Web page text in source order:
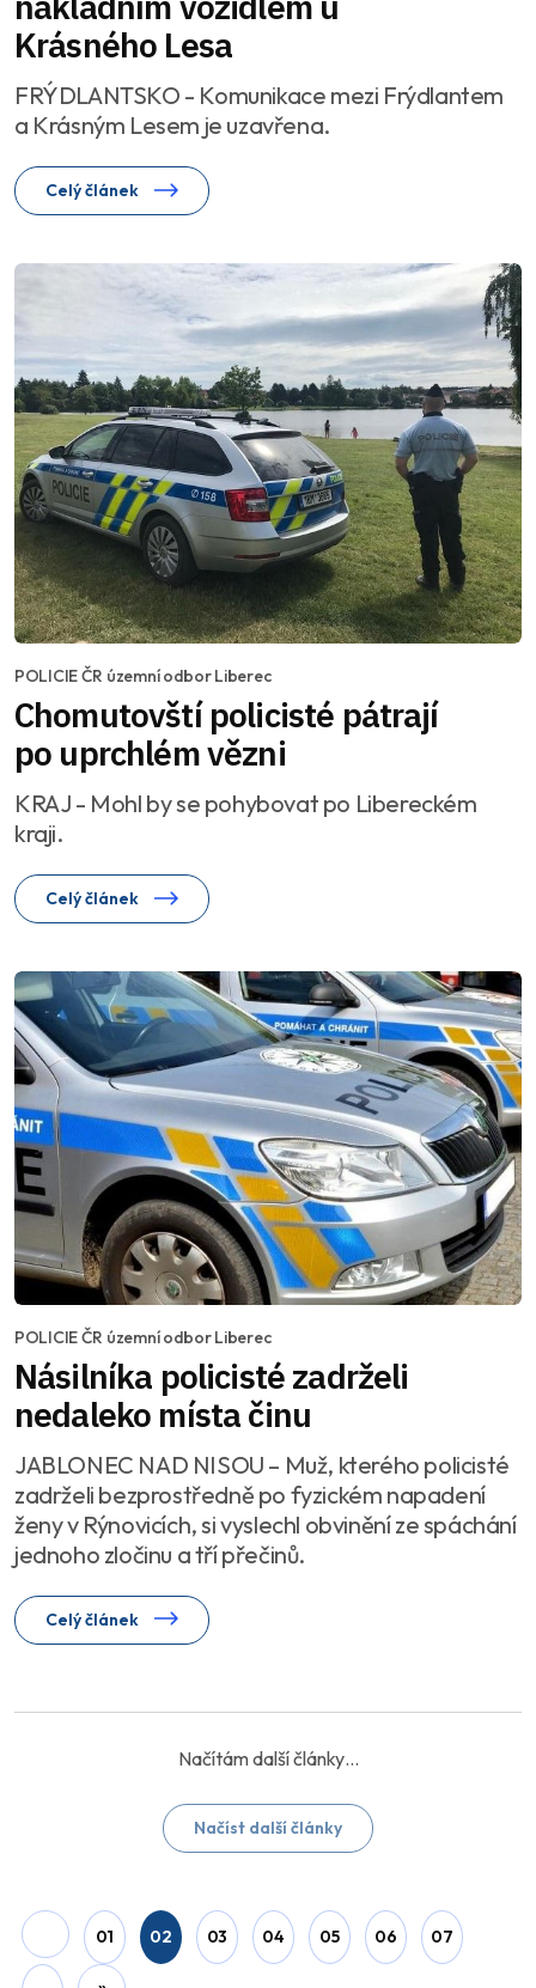
Krásného Lesa
FRÝDLANTSKO - Komunikace mezi Frýdlantem
a Krásným Lesem je uzavřena.
Celý článek
POLICIE ČR územní odbor Liberec
Chomutovští policisté pátrají
po uprchlém vězni
KRAJ - Mohl by se pohybovat po Libereckém
kraji.
Celý článek
POLICIE ČR územní odbor Liberec
Násilníka policisté zadrželi
nedaleko místa činu
JABLONEC NAD NISOU – Muž, kterého policisté
zadrželi bezprostředně po fyzickém napadení
ženy v Rýnovicích, si vyslechl obvinění ze spáchání
jednoho zločinu a tří přečinů.
Celý článek